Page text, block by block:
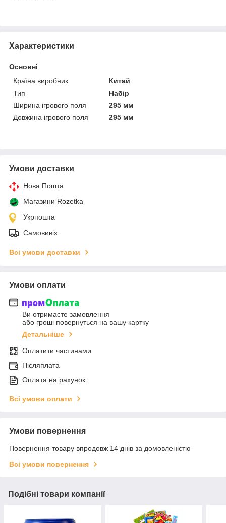
Характеристики
Основні
Країна виробник
Китай
Тип
Набір
Ширина ігрового поля
295 мм
Довжина ігрового поля
295 мм
Умови доставки
Нова Пошта
Магазини Rozetka
Укрпошта
Самовивіз
Всі умови доставки
Умови оплати
Ви отримаєте замовлення
або гроші повернуться на вашу картку
Детальніше
Оплатити частинами
Післяплата
Оплата на рахунок
Всі умови оплати
Умови повернення
Повернення товару впродовж 14 днів за домовленістю
Всі умови повернення
Подібні товари компанії